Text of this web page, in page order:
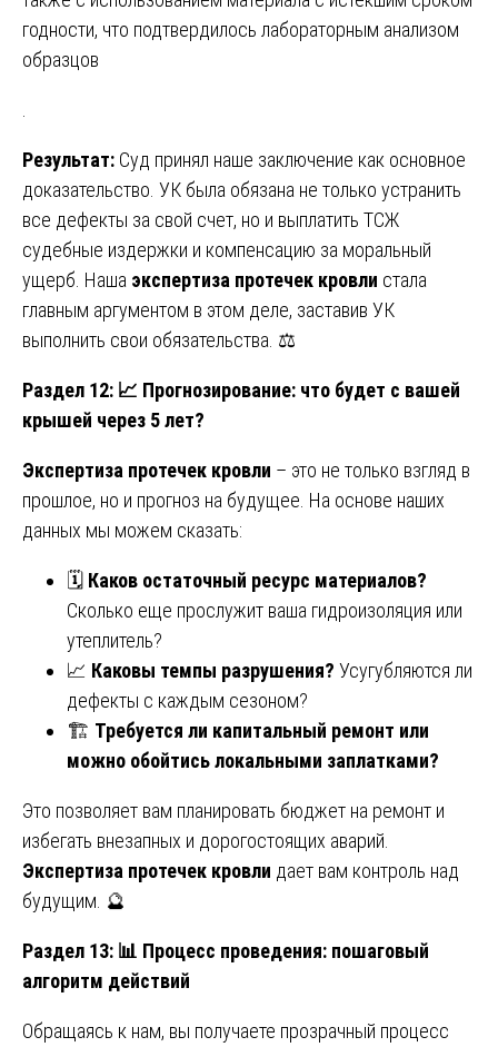
годности, что подтвердилось лабораторным анализом
образцов
Результат: Суд принял наше заключение как основное
доказательство. УК была обязана не только устранить
все дефекты за свой счет, но и выплатить ТСЖ
судебные издержки и компенсацию за моральный
ущерб. Наша экспертиза протечек кровли стала
главным аргументом в этом деле, заставив УК
выполнить свои обязательства. ⚖️
Раздел 12: 📈 Прогнозирование: что будет с вашей
крышей через 5 лет?
Экспертиза протечек кровли – это не только взгляд в
прошлое, но и прогноз на будущее. На основе наших
данных мы можем сказать:
🗓️ Каков остаточный ресурс материалов?
Сколько еще прослужит ваша гидроизоляция или
утеплитель?
📈 Каковы темпы разрушения? Усугубляются ли
дефекты с каждым сезоном?
🏗️ Требуется ли капитальный ремонт или
можно обойтись локальными заплатками?
Это позволяет вам планировать бюджет на ремонт и
избегать внезапных и дорогостоящих аварий.
Экспертиза протечек кровли дает вам контроль над
будущим. 🔮
Раздел 13: 📊 Процесс проведения: пошаговый
алгоритм действий
Обращаясь к нам, вы получаете прозрачный процесс